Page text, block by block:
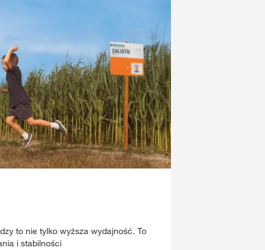
to nie tylko wyższa wydajność. To
i stabilności